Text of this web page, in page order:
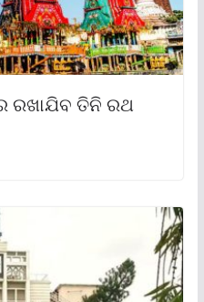
ରଖାଯିବ ତିନି ରଥ